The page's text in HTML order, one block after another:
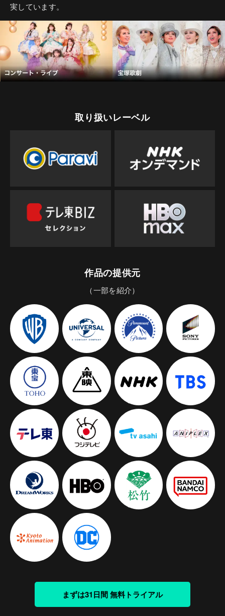
実しています。
取り扱いレーベル
作品の提供元
（一部を紹介）
まずは31日間 無料トライアル